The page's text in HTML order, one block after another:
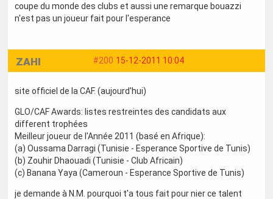
coupe du monde des clubs et aussi une remarque bouazzi
n'est pas un joueur fait pour l'esperance
#200 15-12-2011 10:04
ZAHI
site officiel de la CAF. (aujourd'hui)
GLO/CAF Awards: listes restreintes des candidats aux
different trophées
Meilleur joueur de l'Année 2011 (basé en Afrique):
(a) Oussama Darragi (Tunisie - Esperance Sportive de Tunis)
(b) Zouhir Dhaouadi (Tunisie - Club Africain)
(c) Banana Yaya (Cameroun - Esperance Sportive de Tunis)
je demande à N.M. pourquoi t'a tous fait pour nier ce talent